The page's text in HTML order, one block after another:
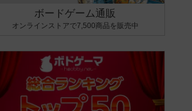
ボードゲーム通販
オンラインストアで7,500商品を販売中